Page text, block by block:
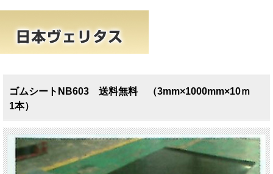
ゴムシートNB603 送料無料 （3mm×1000mm×10ｍ
1本）